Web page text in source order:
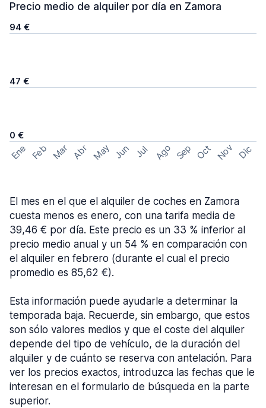
Precio medio de alquiler por día en Zamora
94 €
47 €
0 €
Ene Feb Mar Abr May Jun Jul Ago Sep Oct Nov Dic
El mes en el que el alquiler de coches en Zamora
cuesta menos es enero, con una tarifa media de
39,46 € por día. Este precio es un 33 % inferior al
precio medio anual y un 54 % en comparación con
el alquiler en febrero (durante el cual el precio
promedio es 85,62 €).
Esta información puede ayudarle a determinar la
temporada baja. Recuerde, sin embargo, que estos
son sólo valores medios y que el coste del alquiler
depende del tipo de vehículo, de la duración del
alquiler y de cuánto se reserva con antelación. Para
ver los precios exactos, introduzca las fechas que le
interesan en el formulario de búsqueda en la parte
superior.